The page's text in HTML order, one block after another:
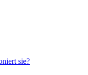
sie?